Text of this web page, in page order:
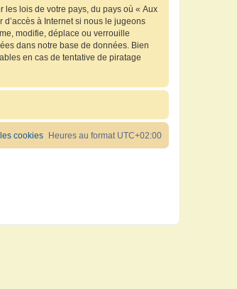
les lois de votre pays, du pays où « Aux
à Internet si nous le jugeons
modifie, déplace ou verrouille
dans notre base de données. Bien
en cas de tentative de piratage
Heures au format UTC+02:00
cookies